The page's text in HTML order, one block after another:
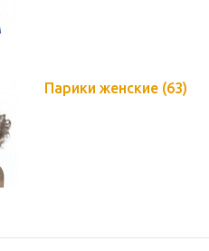
Парики женские (63)